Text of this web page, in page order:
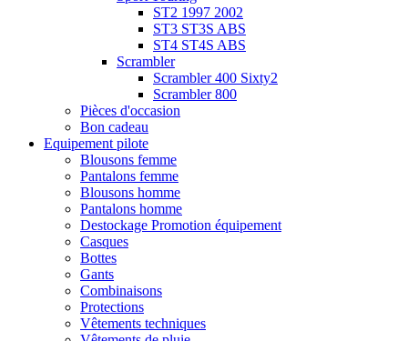
ST2 1997 2002
ST3 ST3S ABS
ST4 ST4S ABS
Scrambler
Scrambler 400 Sixty2
Scrambler 800
Pièces d'occasion
Bon cadeau
Equipement pilote
Blousons femme
Pantalons femme
Blousons homme
Pantalons homme
Destockage Promotion équipement
Casques
Bottes
Gants
Combinaisons
Protections
Vêtements techniques